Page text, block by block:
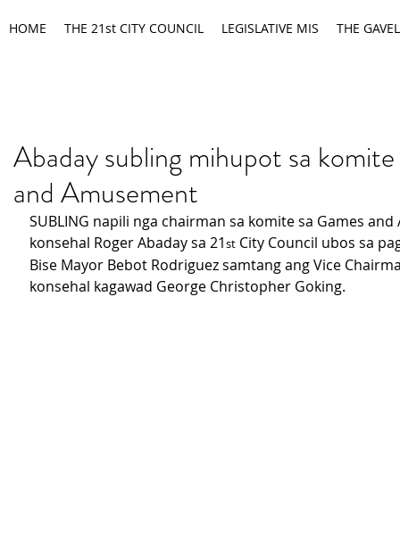
HOME THE 21st CITY COUNCIL LEGISLATIVE MIS THE GAVEL
Abaday subling mihupot sa
and Amusement
SUBLING napili nga chairman sa komite sa Games
konsehal Roger Abaday sa 21st City Council ubos sa
Bise Mayor Bebot Rodriguez samtang ang Vice
konsehal kagawad George Christopher Goking.